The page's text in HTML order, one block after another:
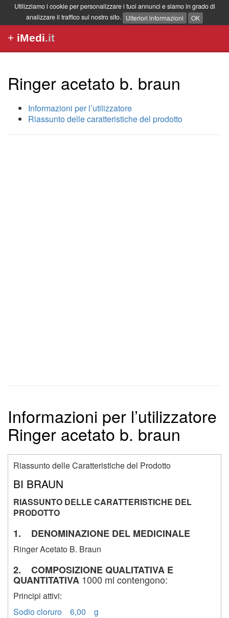
Utilizziamo i cookie per personalizzare i tuoi annunci e siamo in grado di
analizzare il traffico sul nostro sito. Ulteriori informazioni OK
+ iMedi.it
Ringer acetato b. braun
Informazioni per l’utilizzatore
Riassunto delle caratteristiche del prodotto
Informazioni per l’utilizzatore
Ringer acetato b. braun
Riassunto delle Caratteristiche del Prodotto
BI BRAUN
RIASSUNTO DELLE CARATTERISTICHE DEL
PRODOTTO
1. DENOMINAZIONE DEL MEDICINALE
Ringer Acetato B. Braun
2. COMPOSIZIONE QUALITATIVA E
QUANTITATIVA 1000 ml contengono:
Principi attivi:
Sodio cloruro 6,00 g